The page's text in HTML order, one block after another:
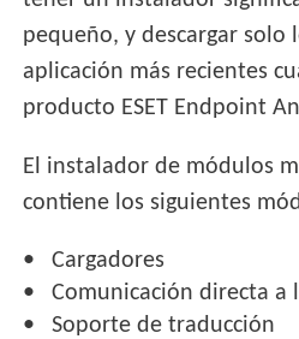
pequeño, y descargar solo
aplicación más recientes
producto ESET Endpoint
El instalador de módulos
contiene los siguientes
Cargadores
Comunicación directa a
Soporte de traducción